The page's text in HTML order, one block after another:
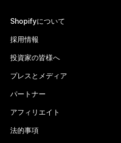
Shopifyについて
採用情報
投資家の皆様へ
プレスとメディア
パートナー
アフィリエイト
法的事項